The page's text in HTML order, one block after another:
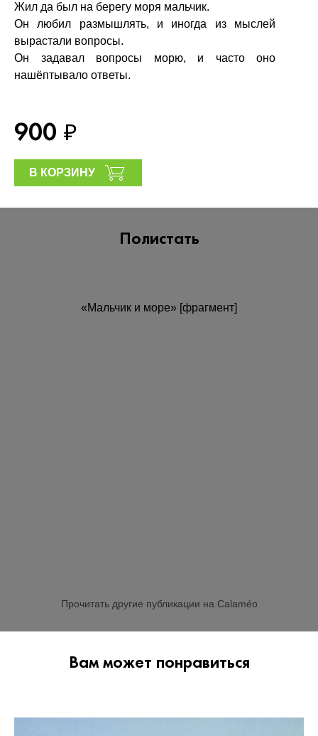
Жил да был на берегу моря мальчик.
Он любил размышлять, и иногда из мыслей
вырастали вопросы.
Он задавал вопросы морю, и часто оно
нашёптывало ответы.
900 ₽
В КОРЗИНУ
Полистать
«Мальчик и море» [фрагмент]
Прочитать другие публикации на Calaméo
Вам может понравиться